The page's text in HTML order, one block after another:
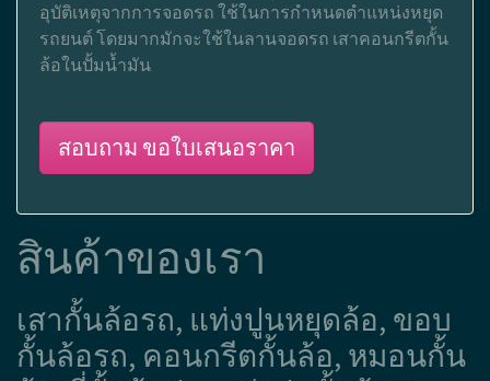
อุบัติเหตุจากการจอดรถ ใช้ในการกำหนดตำแหน่งหยุด
รถยนต์ โดยมากมักจะใช้ในลานจอดรถ เสาคอนกรีตกั้น
ล้อในปั้มน้ำมัน
สอบถาม ขอใบเสนอราคา
สินค้าของเรา
เสากั้นล้อรถ, แท่งปูนหยุดล้อ, ขอบ
กั้นล้อรถ, คอนกรีตกั้นล้อ, หมอนกั้น